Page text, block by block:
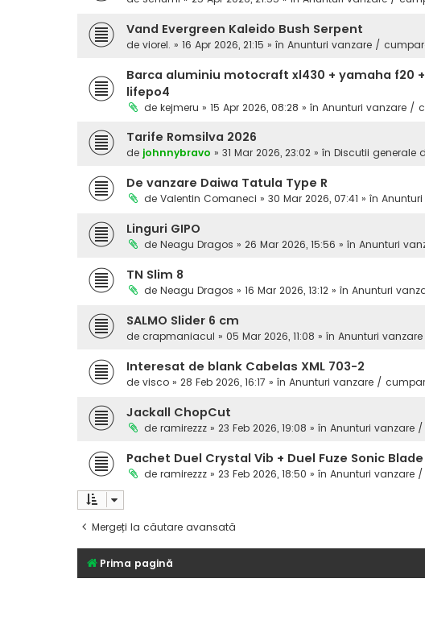
Vand Evergreen Kaleido Bush Serpent
de viorel. » 16 Apr 2026, 21:15 » în Anunturi vanzare /
Barca aluminiu motocraft xl430 + yamaha f20
lifepo4
de kejmeru » 15 Apr 2026, 08:28 » în Anunturi vanzare /
Tarife Romsilva 2026
de johnnybravo » 31 Mar 2026, 23:02 » în Discutii generale
De vanzare Daiwa Tatula Type R
de Valentin Comaneci » 30 Mar 2026, 07:41 » în
Linguri GIPO
de Neagu Dragos » 26 Mar 2026, 15:56 » în Anunturi
TN Slim 8
de Neagu Dragos » 16 Mar 2026, 13:12 » în Anunturi
SALMO Slider 6 cm
de crapmaniacul » 05 Mar 2026, 11:08 » în Anunturi
Interesat de blank Cabelas XML 703-2
de visco » 28 Feb 2026, 16:17 » în Anunturi vanzare /
Jackall ChopCut
de ramirezzz » 23 Feb 2026, 19:08 » în Anunturi vanzare
Pachet Duel Crystal Vib + Duel Fuze Sonic Blade
de ramirezzz » 23 Feb 2026, 18:50 » în Anunturi vanzare
Mergeți la căutare avansată
Prima pagină